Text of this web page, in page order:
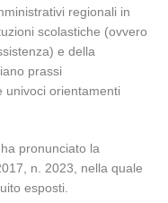
regionali in
scolastiche (ovvero
e della
prassi
univoci orientamenti
pronunciato la
n. 2023, nella quale
esposti.